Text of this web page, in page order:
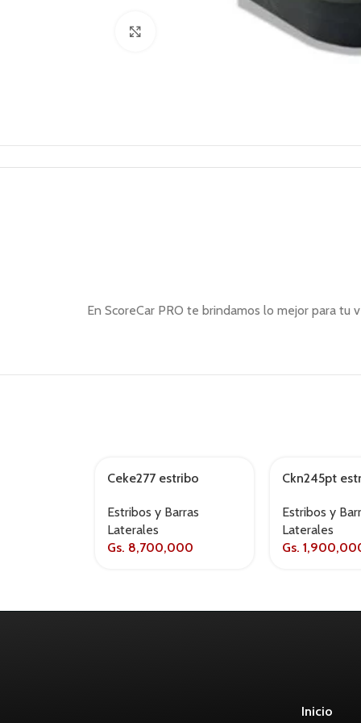
En ScoreCar PRO te brindamos lo mejor para tu
Ceke277 estribo
2017+
Estribos y Barras
Laterales
Gs. 8,700,000
Ckn245pt
negro
Estribos y
Laterales
Gs.
Inicio